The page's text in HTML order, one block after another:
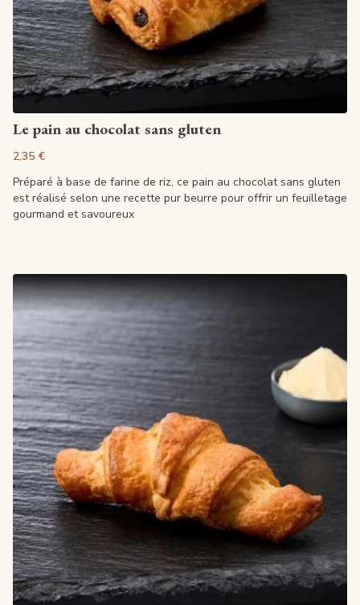
Artikel anzeigen
Le pain au chocolat sans gluten
2,35 €
Préparé à base de farine de riz, ce pain au chocolat sans gluten
est réalisé selon une recette pur beurre pour offrir un feuilletage
gourmand et savoureux